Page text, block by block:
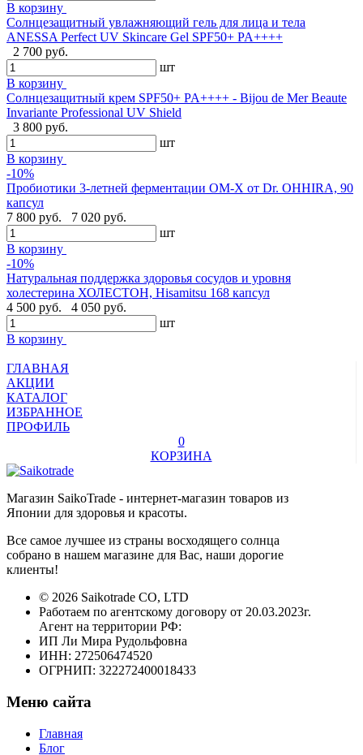
В корзину
Солнцезащитный увлажняющий гель для лица и тела
ANESSA Perfect UV Skincare Gel SPF50+ PA++++
2 700 руб.
шт
В корзину
Cолнцезащитный крем SPF50+ PA++++ - Bijou de Mer Beaute
Invariante Professional UV Shield
3 800 руб.
шт
В корзину
-10%
Пробиотики 3-летней ферментации OM-X от Dr. OHHIRA, 90
капсул
7 800 руб.
7 020 руб.
шт
В корзину
-10%
Натуральная поддержка здоровья сосудов и уровня
холестерина ХОЛЕСТОН, Hisamitsu 168 капсул
4 500 руб.
4 050 руб.
шт
В корзину
ГЛАВНАЯ
АКЦИИ
КАТАЛОГ
ИЗБРАННОЕ
ПРОФИЛЬ
0
КОРЗИНА
Магазин SaikoTrade - интернет-магазин товаров из
Японии для здоровья и красоты.
Все самое лучшее из страны восходящего солнца
собрано в нашем магазине для Вас, наши дорогие
клиенты!
© 2026 Saikotrade CO, LTD
Работаем по агентскому договору от 20.03.2023г.
Агент на территории РФ:
ИП Ли Мира Рудольфовна
ИНН: 272506474520
ОГРНИП: 322272400018433
Меню сайта
Главная
Блог